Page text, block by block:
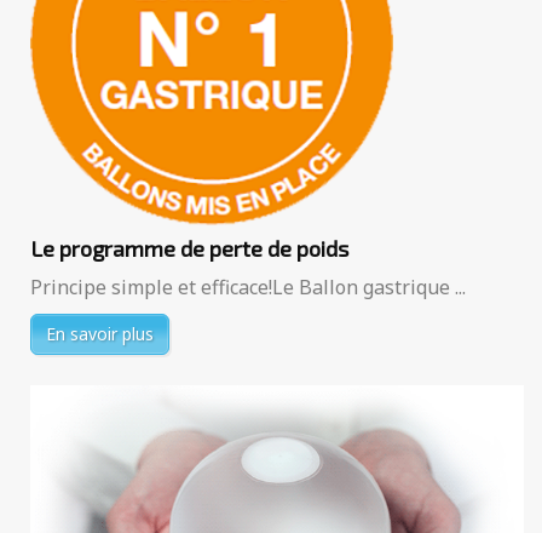
Le programme de perte de poids
Principe simple et efficace!Le Ballon gastrique ...
En savoir plus